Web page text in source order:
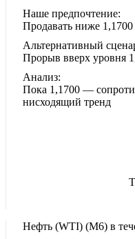
Наше предпочтение:
Продавать ниже
Альтернативный
Прорыв вверх уровня
Анализ:
Пока 1,1700 —
нисходящий тренд
Нефть (WTI)‎ (M6)‎ в